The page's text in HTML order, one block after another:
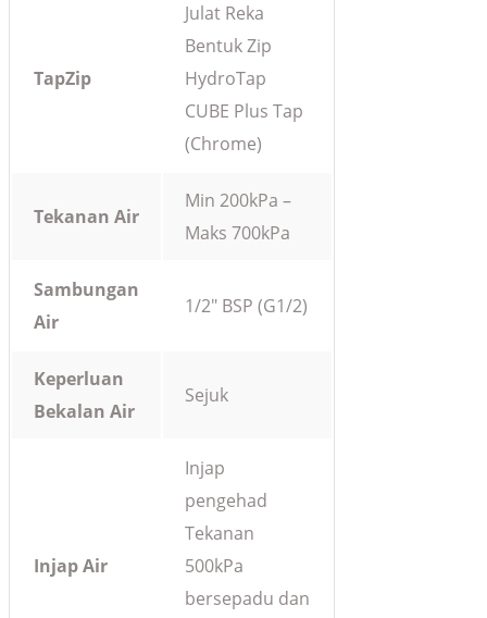
TapZip
Julat Reka
Bentuk Zip
HydroTap
CUBE Plus Tap
(Chrome)
Tekanan Air
Min 200kPa –
Maks 700kPa
Sambungan
Air
1/2″ BSP (G1/2)
Keperluan
Bekalan Air
Sejuk
Injap Air
Injap
pengehad
Tekanan
500kPa
bersepadu dan